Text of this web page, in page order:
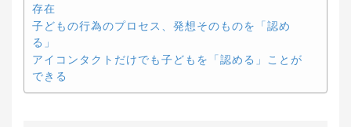
存在
子どもの行為のプロセス、発想そのものを「認め
る」
アイコンタクトだけでも子どもを「認める」ことが
できる